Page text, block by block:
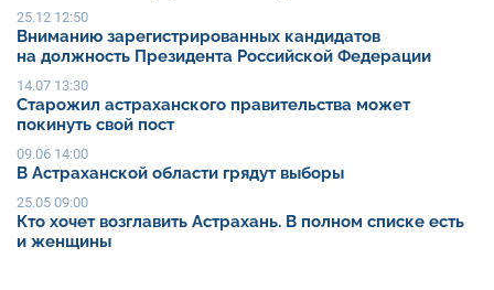
25.12 12:50
Вниманию зарегистрированных кандидатов
на должность Президента Российской Федерации
14.07 13:30
Старожил астраханского правительства может
покинуть свой пост
09.06 14:00
В Астраханской области грядут выборы
25.05 09:00
Кто хочет возглавить Астрахань. В полном списке есть
и женщины